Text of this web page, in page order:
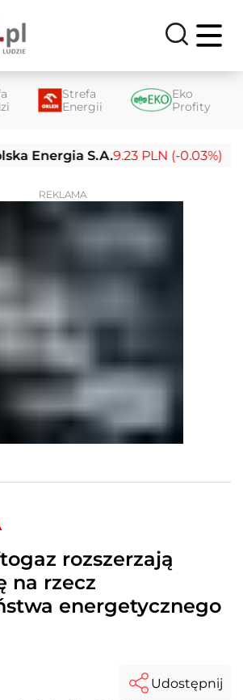
Strefa
Energii
Eko
Profity
S.A.9.23 PLN (-0.03%) Enea
REKLAMA
rozszerzają
na rzecz
energetycznego
Udostępnij